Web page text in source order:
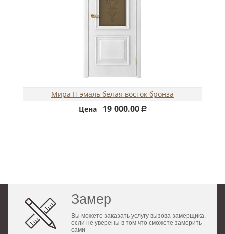
Мира Н эмаль белая восток бронза
Цена
19 000.00 Р
Замер
Вы можете заказать услугу вызова замерщика,
если не уверены в том что сможете замерить
сами